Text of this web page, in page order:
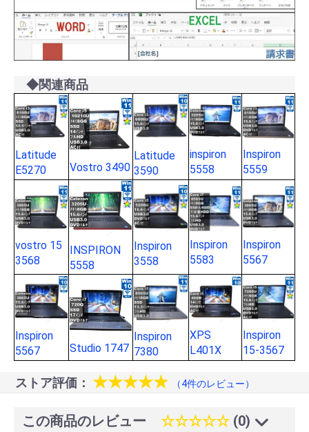
◆関連商品
Latitude
E5270
Vostro 3490
Latitude
3590
inspiron
5558
Inspiron
5559
vostro 15
3568
INSPIRON
5558
Inspiron
3558
Inspiron
5583
Inspiron
5567
Inspiron
5567
Studio 1747
Inspiron
7380
XPS
L401X
Inspiron
15-3567
ストア評価： ★★★★★ （4件のレビュー）
この商品のレビュー ☆☆☆☆☆ (0)